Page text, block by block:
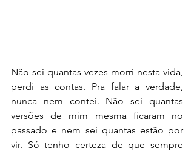
Não sei quantas vezes morri nesta vida,
perdi as contas. Pra falar a verdade,
nunca nem contei. Não sei quantas
versões de mim mesma ficaram no
passado e nem sei quantas estão por
vir. Só tenho certeza de que sempre